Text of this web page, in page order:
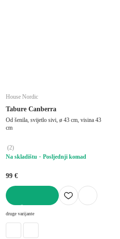
House Nordic
Tabure Canberra
Od šenila, svijetlo sivi, ø 43 cm, visina 43
cm
(2)
Na skladištu
Posljednji komad
99 €
druge varijante